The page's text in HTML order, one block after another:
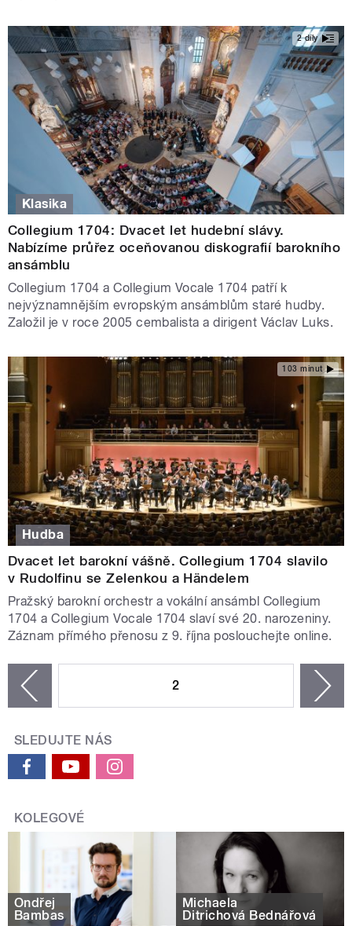
2 díly
Klasika
Collegium 1704: Dvacet let hudební slávy.
Nabízíme průřez oceňovanou diskografií barokního
ansámblu
Collegium 1704 a Collegium Vocale 1704 patří k
nejvýznamnějším evropským ansámblům staré hudby.
Založil je v roce 2005 cembalista a dirigent Václav Luks.
103 minut
Hudba
Dvacet let barokní vášně. Collegium 1704 slavilo
v Rudolfinu se Zelenkou a Händelem
Pražský barokní orchestr a vokální ansámbl Collegium
1704 a Collegium Vocale 1704 slaví své 20. narozeniny.
Záznam přímého přenosu z 9. října poslouchejte online.
2
SLEDUJTE NÁS
KOLEGOVÉ
Ondřej
Bambas
Michaela
Ditrichová Bednářová